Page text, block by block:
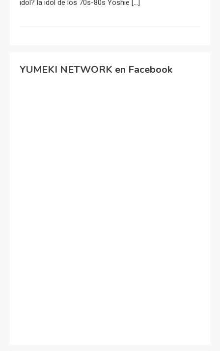
idol? la idol de los 70s-80s Yoshie […]
YUMEKI NETWORK en Facebook